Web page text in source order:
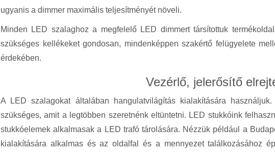
ugyanis a dimmer maximális teljesítményét növeli.
Minden LED szalaghoz a megfelelő LED dimmert társítottuk
szükséges kellékeket gondosan, mindenképpen szakértő felügyelete
érdekében.
Vezérlő, jelerősítő
A LED szalagokat általában hangulatvilágítás kialakítására
szükséges, amit a legtöbben szeretnénk eltüntetni. LED stukkóink
stukkóelemek alkalmasak a LED trafó tárolására. Nézzük például a
kialakítására alkalmas és az oldalfal és a mennyezet találkozásához